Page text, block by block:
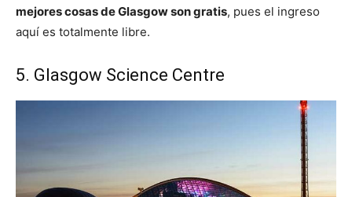
mejores cosas de Glasgow son gratis, pues el ingreso
aquí es totalmente libre.
5. Glasgow Science Centre